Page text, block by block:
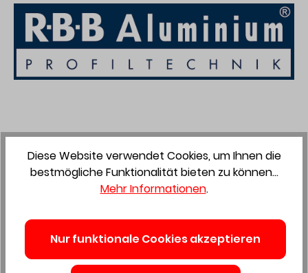
ungleichschenklig Blank
60X30X3 mm Lagerlänge
Diese Website verwendet Cookies, um Ihnen die
bestmögliche Funktionalität bieten zu können...
Mehr Informationen.
Nur funktionale Cookies akzeptieren